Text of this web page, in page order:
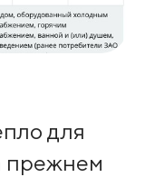
для
прежнем